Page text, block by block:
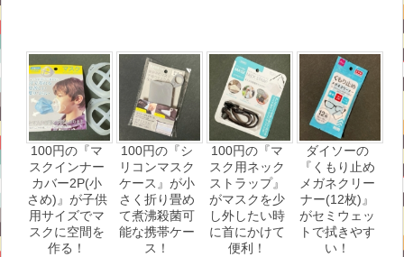
100円の『マ
スクインナー
カバー2P(小
さめ)』が子供
用サイズでマ
スクに空間を
作る！
100円の『シ
リコンマスク
ケース』が小
さく折り畳め
て煮沸殺菌可
能な携帯ケー
ス！
100円の『マ
スク用ネック
ストラップ』
がマスクを少
し外したい時
に首にかけて
便利！
ダイソーの
『くもり止め
メガネクリー
ナー(12枚)』
がセミウェッ
トで拭きやす
い！